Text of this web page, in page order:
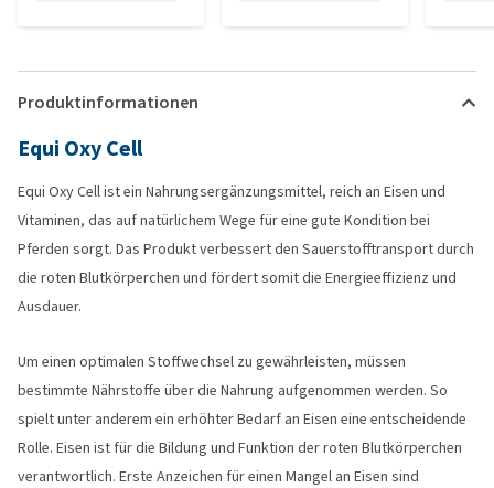
Produktinformationen
Equi Oxy Cell
Equi Oxy Cell ist ein Nahrungsergänzungsmittel, reich an Eisen und
Vitaminen, das auf natürlichem Wege für eine gute Kondition bei
Pferden sorgt. Das Produkt verbessert den Sauerstofftransport durch
die roten Blutkörperchen und fördert somit die Energieeffizienz und
Ausdauer.
Um einen optimalen Stoffwechsel zu gewährleisten, müssen
bestimmte Nährstoffe über die Nahrung aufgenommen werden. So
spielt unter anderem ein erhöhter Bedarf an Eisen eine entscheidende
Rolle. Eisen ist für die Bildung und Funktion der roten Blutkörperchen
verantwortlich. Erste Anzeichen für einen Mangel an Eisen sind